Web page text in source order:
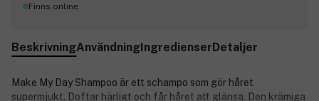
Finns online
BeskrivningAnvändningIngredienserDetaljer
Make My Day Shampoo är ett schampo som gör håret
supermjukt. Doftar härligt och får håret att glänsa. Den krämiga